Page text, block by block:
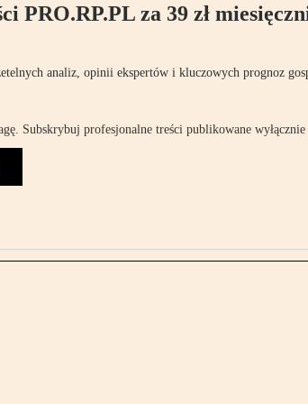
PRO.RP.PL za 39 zł
analiz, opinii ekspertów i kluczowych prognoz
Subskrybuj profesjonalne treści publikowane